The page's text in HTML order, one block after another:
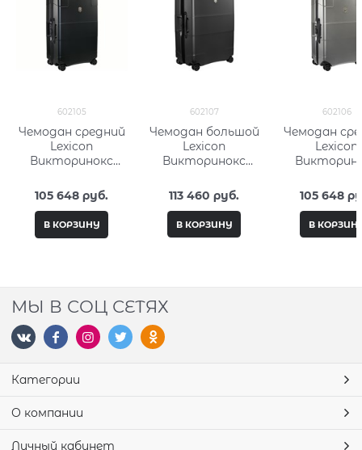
602105
Чемодан средний
Lexicon
Викторинокс
105 648 руб.
В КОРЗИНУ
602107
Чемодан большой
Lexicon
Викторинокс
113 460 руб.
В КОРЗИНУ
602106
Чемодан
Lexicon
105 648
В
МЫ В СОЦ СЕТЯХ
Категории
О компании
Личный кабинет